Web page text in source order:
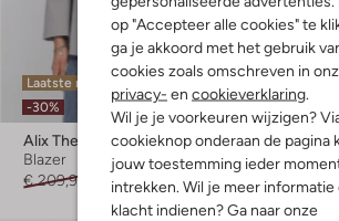
op "Accepteer alle cookies" te
ga je akkoord met het gebruik
cookies zoals omschreven in
privacy- en cookieverklaring.
Wil je je voorkeuren wijzigen?
cookieknop onderaan de pagina
jouw toestemming ieder
intrekken. Wil je meer informatie
klacht indienen? Ga naar onze
Laatste maten
-30%
Alix The Label
Blazer
€ 209,99
€ 146,99
-30%
Alix The
Mini jurk
€ 159,99